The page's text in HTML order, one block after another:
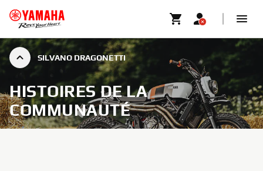
SILVANO DRAGONETTI
HISTOIRES DE LA
COMMUNAUTÉ